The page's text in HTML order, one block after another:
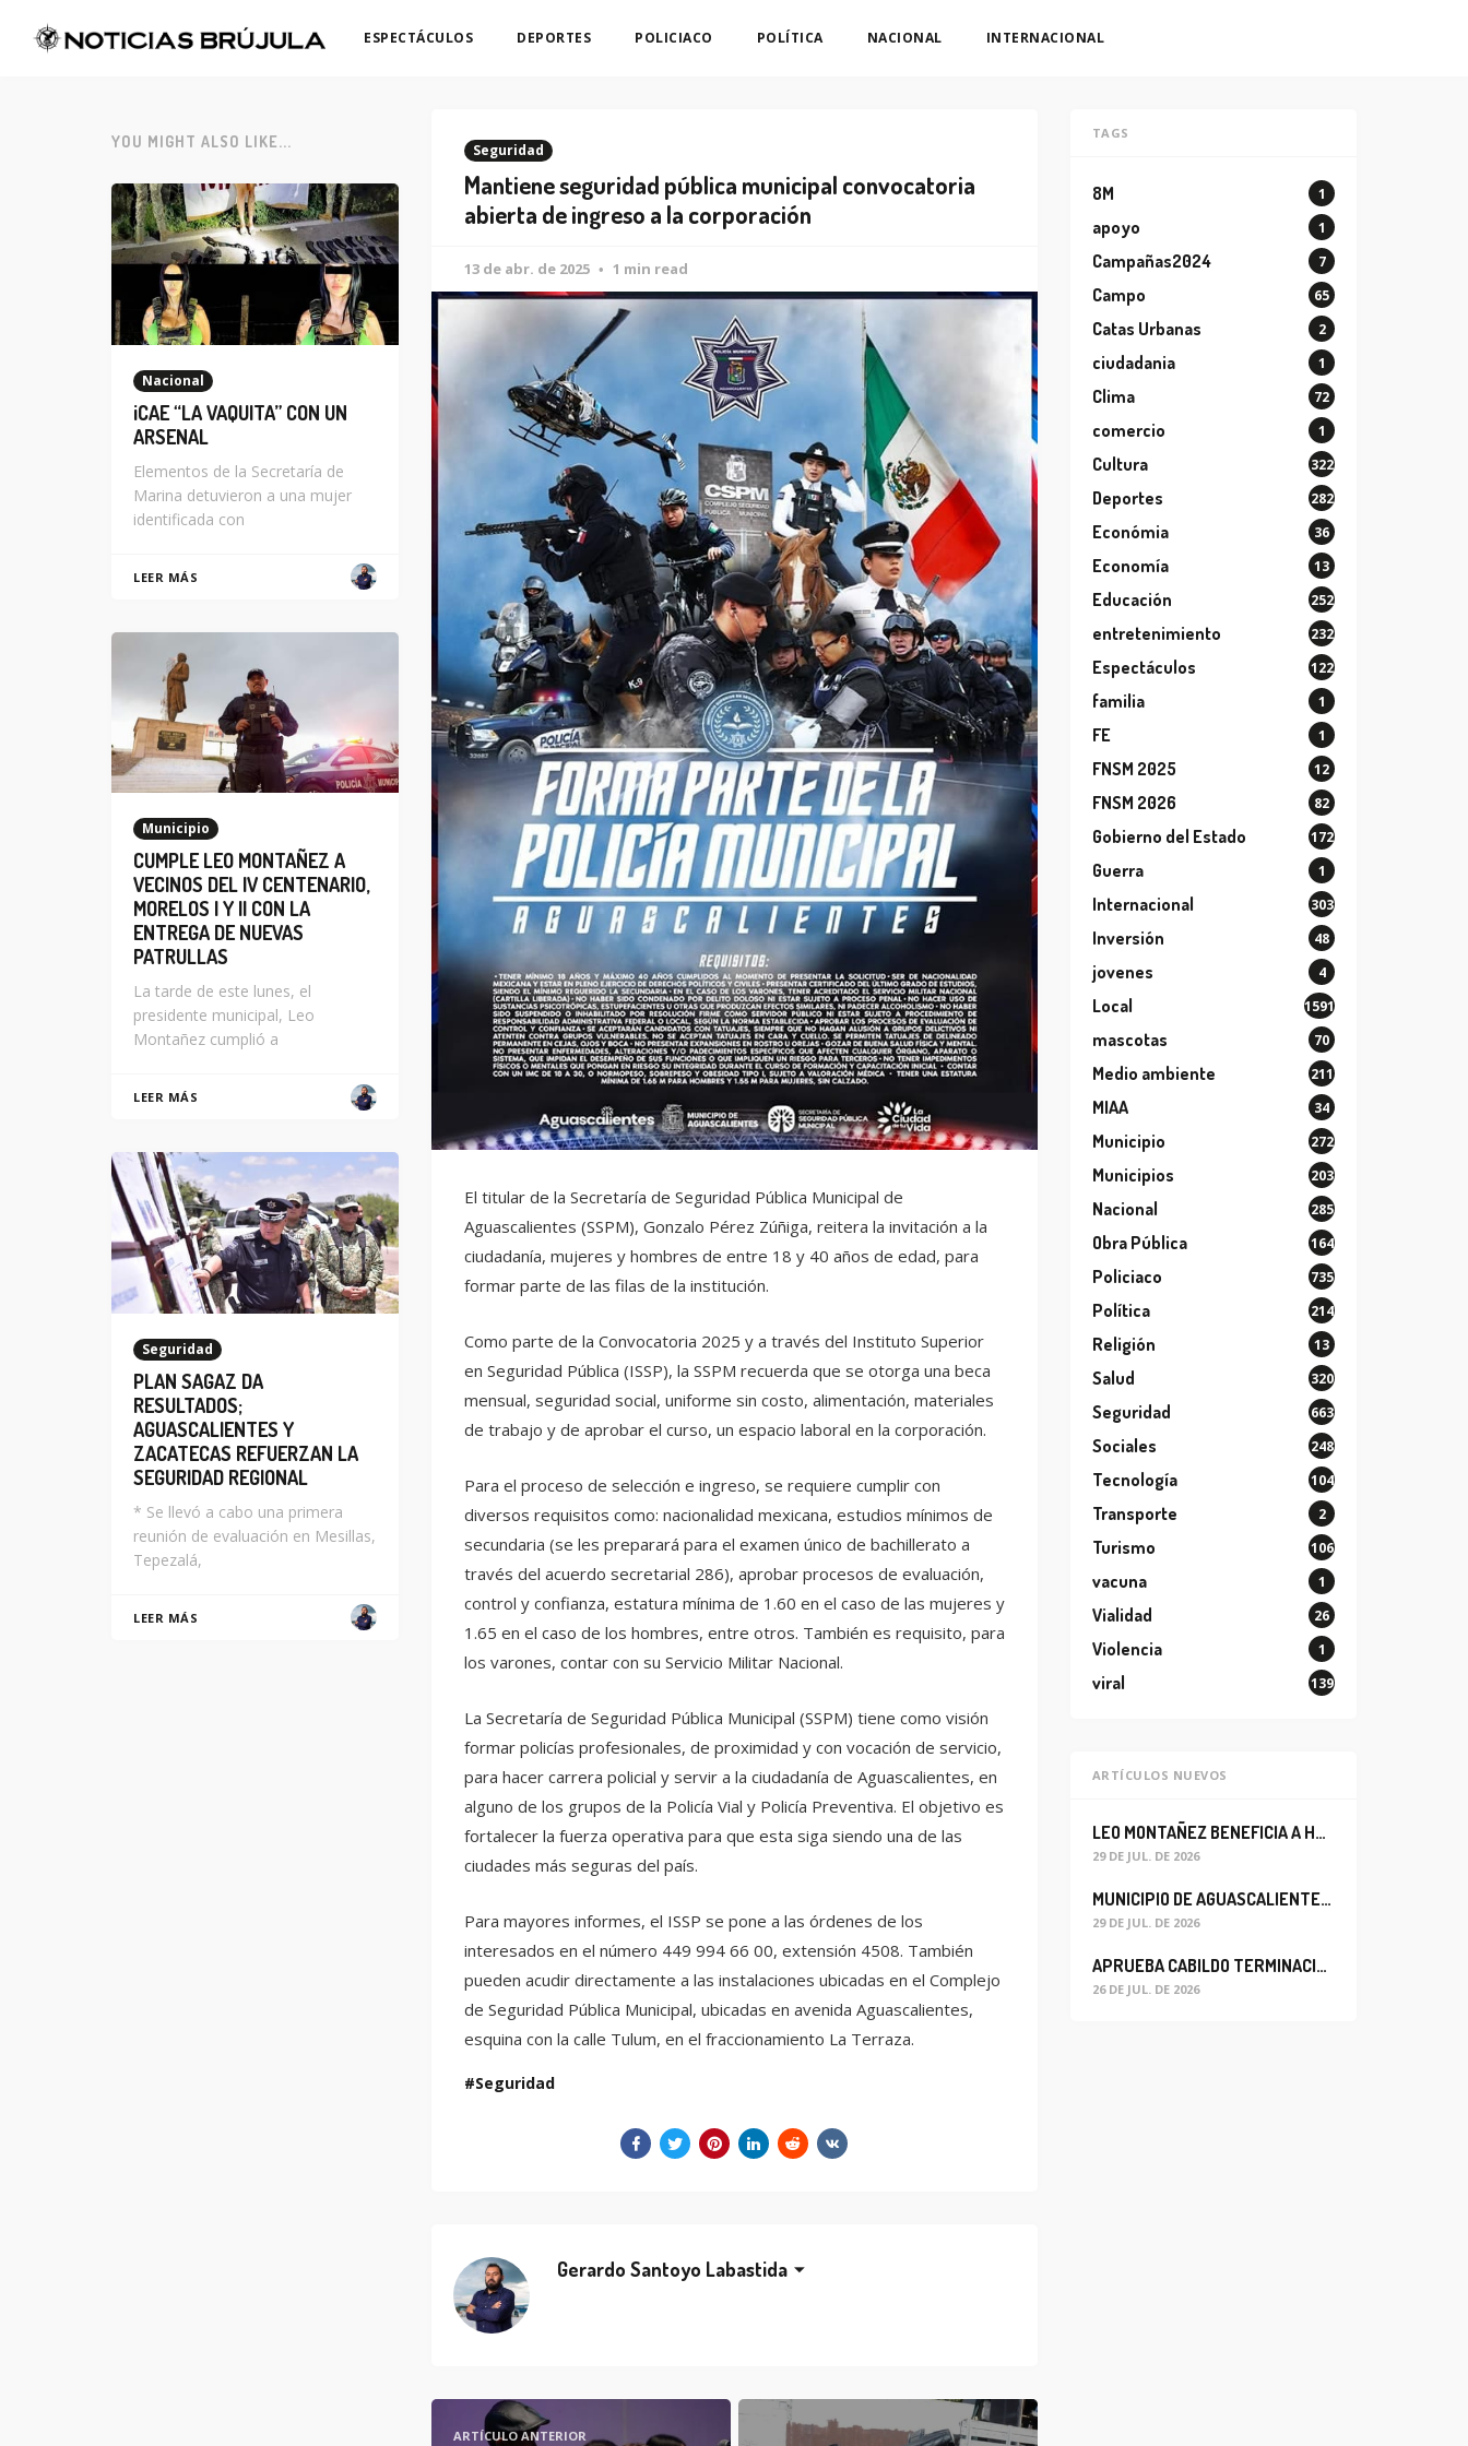
ESPECTÁCULOS DEPORTES POLICIACO POLÍTICA NACIONAL INTERNACIONAL
Seguridad
Mantiene seguridad pública municipal convocatoria
abierta de ingreso a la corporación
13 de abr. de 2025 1 min read
El titular de la Secretaría de Seguridad Pública Municipal de
Aguascalientes (SSPM), Gonzalo Pérez Zúñiga, reitera la invitación a la
ciudadanía, mujeres y hombres de entre 18 y 40 años de edad, para
formar parte de las filas de la institución.
Como parte de la Convocatoria 2025 y a través del Instituto Superior
en Seguridad Pública (ISSP), la SSPM recuerda que se otorga una beca
mensual, seguridad social, uniforme sin costo, alimentación, materiales
de trabajo y de aprobar el curso, un espacio laboral en la corporación.
Para el proceso de selección e ingreso, se requiere cumplir con
diversos requisitos como: nacionalidad mexicana, estudios mínimos de
secundaria (se les preparará para el examen único de bachillerato a
través del acuerdo secretarial 286), aprobar procesos de evaluación,
control y confianza, estatura mínima de 1.60 en el caso de las mujeres y
1.65 en el caso de los hombres, entre otros. También es requisito, para
los varones, contar con su Servicio Militar Nacional.
La Secretaría de Seguridad Pública Municipal (SSPM) tiene como visión
formar policías profesionales, de proximidad y con vocación de servicio,
para hacer carrera policial y servir a la ciudadanía de Aguascalientes, en
alguno de los grupos de la Policía Vial y Policía Preventiva. El objetivo es
fortalecer la fuerza operativa para que esta siga siendo una de las
ciudades más seguras del país.
Para mayores informes, el ISSP se pone a las órdenes de los
interesados en el número 449 994 66 00, extensión 4508. También
pueden acudir directamente a las instalaciones ubicadas en el Complejo
de Seguridad Pública Municipal, ubicadas en avenida Aguascalientes,
esquina con la calle Tulum, en el fraccionamiento La Terraza.
Seguridad
Gerardo Santoyo Labastida
ARTÍCULO ANTERIOR
YOU MIGHT ALSO LIKE...
Nacional
¡CAE “LA VAQUITA” CON UN
ARSENAL
Elementos de la Secretaría de
Marina detuvieron a una mujer
identificada con
LEER MÁS
Municipio
CUMPLE LEO MONTAÑEZ A
VECINOS DEL IV CENTENARIO,
MORELOS I Y II CON LA
ENTREGA DE NUEVAS
PATRULLAS
La tarde de este lunes, el
presidente municipal, Leo
Montañez cumplió a
LEER MÁS
Seguridad
PLAN SAGAZ DA
RESULTADOS;
AGUASCALIENTES Y
ZACATECAS REFUERZAN LA
SEGURIDAD REGIONAL
* Se llevó a cabo una primera
reunión de evaluación en Mesillas,
Tepezalá,
LEER MÁS
TAGS
8M 1
apoyo 1
Campañas2024 7
Campo 65
Catas Urbanas 2
ciudadania 1
Clima 72
comercio 1
Cultura 322
Deportes 282
Económia 36
Economía 13
Educación 252
entretenimiento 232
Espectáculos 122
familia 1
FE 1
FNSM 2025 12
FNSM 2026 82
Gobierno del Estado 172
Guerra 1
Internacional 303
Inversión 48
jovenes 4
Local 1591
mascotas 70
Medio ambiente 211
MIAA 34
Municipio 272
Municipios 203
Nacional 285
Obra Pública 164
Policiaco 735
Política 214
Religión 13
Salud 320
Seguridad 663
Sociales 248
Tecnología 104
Transporte 2
Turismo 106
vacuna 1
Vialidad 26
Violencia 1
viral 139
ARTÍCULOS NUEVOS
LEO MONTAÑEZ BENEFICIA A HABITANTES DEL BARRIO DE LA SALUD CON MEJORA DEL ALCANTARILLADO SANITARIO
29 DE JUL. DE 2026
MUNICIPIO DE AGUASCALIENTES REABRE CIRCULACIÓN VEHICULAR EN LA CALLE JOSEFA ORTIZ DE DOMÍNGUEZ
29 DE JUL. DE 2026
APRUEBA CABILDO TERMINACIÓN ANTICIPADA DEL CONTRATO PARA EL PROYECTO DE MODERNIZACIÓN DEL SISTEMA DE ALUMBRADO
26 DE JUL. DE 2026